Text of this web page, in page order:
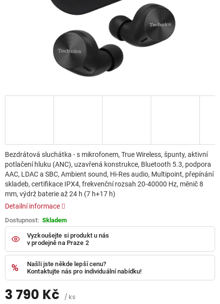
Vyzkoušejte si produkt u nás
v prodejně na Praze 2
Našli jste někde lepší cenu?
Kontaktujte nás pro individuální nabídku!
3 790 Kč / ks
Skladem
Bezdrátová sluchátka - s mikrofonem, True Wireless, špunty, aktivní
potlačení hluku (ANC), uzavřená konstrukce, Bluetooth 5.3, podpora
AAC, LDAC a SBC, Ambient sound, Hi-Res audio, Multipoint, přepínání
skladeb, certifikace IPX4, frekvenční rozsah 20-40000 Hz, měnič 8
mm, výdrž baterie až 24 h (7 h+17 h)
Detailní informace